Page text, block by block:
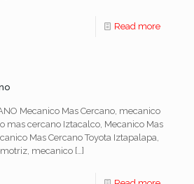
Read more
Mecanico Mas Cercano, mecanico
mas cercano Iztacalco, Mecanico Mas
Mas Cercano Toyota Iztapalapa,
mecanico […]